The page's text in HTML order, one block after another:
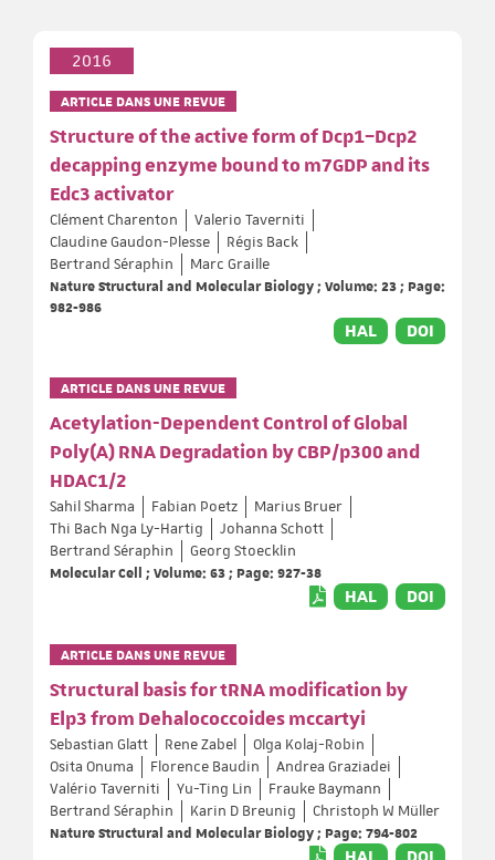
2016
ARTICLE DANS UNE REVUE
Structure of the active form of Dcp1–Dcp2
decapping enzyme bound to m7GDP and its
Edc3 activator
Clément Charenton
Valerio Taverniti
Claudine Gaudon-Plesse
Régis Back
Bertrand Séraphin
Marc Graille
Nature Structural and Molecular Biology ; Volume: 23 ; Page:
982-986
HAL DOI
ARTICLE DANS UNE REVUE
Acetylation-Dependent Control of Global
Poly(A) RNA Degradation by CBP/p300 and
HDAC1/2
Sahil Sharma Fabian Poetz
Marius Bruer
Thi Bach Nga Ly-Hartig
Johanna Schott
Bertrand Séraphin
Georg Stoecklin
Molecular Cell ; Volume: 63 ; Page: 927-38
HAL DOI
ARTICLE DANS UNE REVUE
Structural basis for tRNA modification by
Elp3 from Dehalococcoides mccartyi
Sebastian Glatt Rene Zabel
Olga Kolaj-Robin
Osita Onuma
Florence Baudin
Andrea Graziadei
Valério Taverniti
Yu-Ting Lin
Frauke Baymann
Bertrand Séraphin
Karin D Breunig
Christoph W Müller
Nature Structural and Molecular Biology ; Page: 794-802